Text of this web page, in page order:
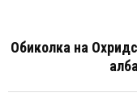
Обиколка на